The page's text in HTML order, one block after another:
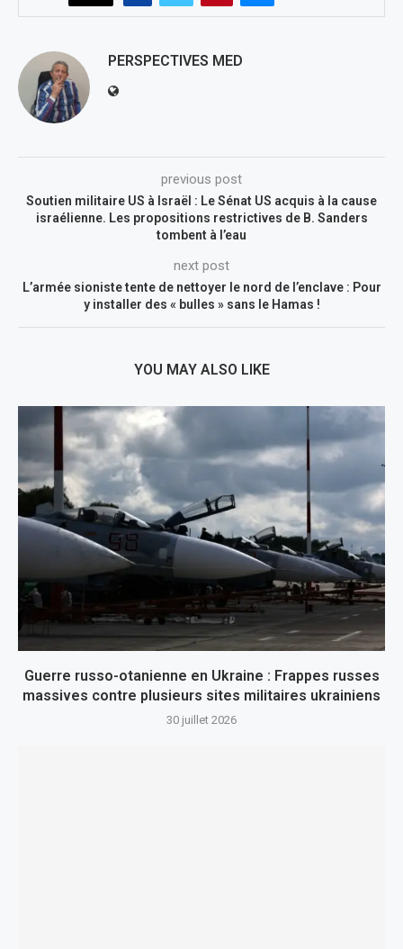
PERSPECTIVES MED
previous post
Soutien militaire US à Israël : Le Sénat US acquis à la cause
israélienne. Les propositions restrictives de B. Sanders
tombent à l’eau
next post
L’armée sioniste tente de nettoyer le nord de l’enclave : Pour
y installer des « bulles » sans le Hamas !
YOU MAY ALSO LIKE
Guerre russo-otanienne en Ukraine : Frappes russes
massives contre plusieurs sites militaires ukrainiens
30 juillet 2026